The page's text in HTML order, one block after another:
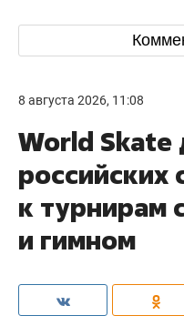
8 августа 2026, 11:08
World Skate
российских
к турнирам
и гимном